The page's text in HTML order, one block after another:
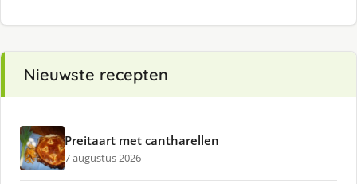
Nieuwste recepten
Preitaart met cantharellen
7 augustus 2026